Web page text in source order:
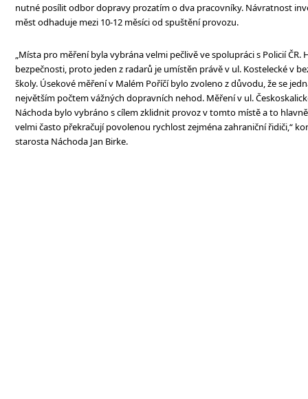
nutné posílit odbor dopravy prozatím o dva pracovníky. Návratnost
měst odhaduje mezi 10-12 měsíci od spuštění provozu.
„Místa pro měření byla vybrána velmi pečlivě ve spolupráci s Policií ČR.
bezpečnosti, proto jeden z radarů je umístěn právě v ul. Kostelecké v
školy. Úsekové měření v Malém Poříčí bylo zvoleno z důvodu, že se
největším počtem vážných dopravních nehod. Měření v ul.
Náchoda bylo vybráno s cílem zklidnit provoz v tomto místě a to
velmi často překračují povolenou rychlost zejména zahraniční řidiči,“
starosta Náchoda Jan Birke.